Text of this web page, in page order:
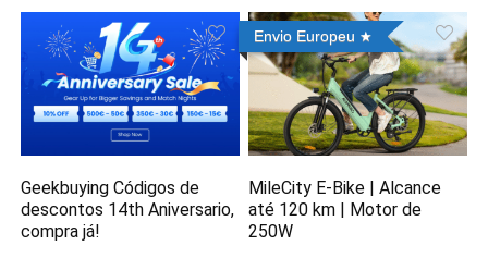
Geekbuying Códigos de
descontos 14th Aniversario,
compra já!
Envio Europeu
MileCity E-Bike | Alcance
até 120 km | Motor de
250W